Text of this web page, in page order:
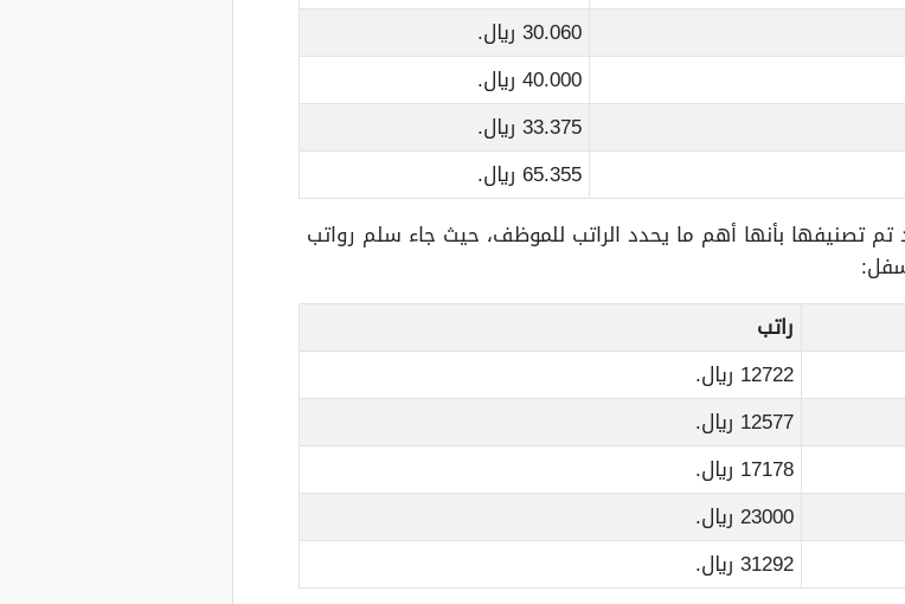
30.060 ريال.
40.000 ريال.
33.375 ريال.
65.355 ريال.
تصنيفها بأنها أهم ما يحدد الراتب للموظف، حيث جاء سلم رواتب
راتب
12722 ريال.
12577 ريال.
17178 ريال.
23000 ريال.
31292 ريال.